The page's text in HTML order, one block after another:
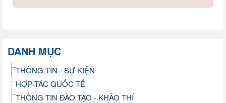
DANH MỤC
THÔNG TIN - SỰ KIỆN
HỢP TÁC QUỐC TẾ
THÔNG TIN ĐÀO TẠO - KHẢO THÍ